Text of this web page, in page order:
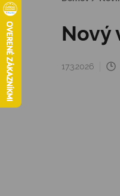
Nový
17.3.2026